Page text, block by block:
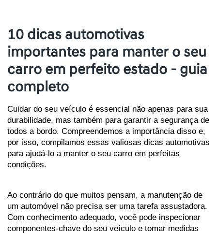
10 dicas automotivas
importantes para manter o seu
carro em perfeito estado - guia
completo
Cuidar do seu veículo é essencial não apenas para sua
durabilidade, mas também para garantir a segurança de
todos a bordo. Compreendemos a importância disso e,
por isso, compilamos essas valiosas dicas automotivas
para ajudá-lo a manter o seu carro em perfeitas
condições.
Ao contrário do que muitos pensam, a manutenção de
um automóvel não precisa ser uma tarefa assustadora.
Com conhecimento adequado, você pode inspecionar
componentes-chave do seu veículo e tomar medidas